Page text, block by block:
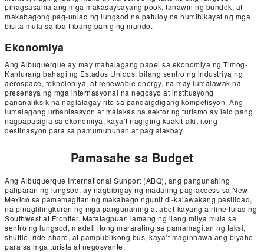
pinagsasama ang mga makasaysayang pook, tanawin ng bundok, at
makabagong pag-unlad ng lungsod na patuloy na humihikayat ng mga
bisita mula sa iba’t ibang panig ng mundo.
Ekonomiya
Ang Albuquerque ay may mahalagang papel sa ekonomiya ng Timog-
Kanlurang bahagi ng Estados Unidos, bilang sentro ng industriya ng
aerospace, teknolohiya, at renewable energy, na may lumalawak na
presensya ng mga internasyonal na negosyo at institusyong
pananaliksik na naglalagay rito sa pandaigdigang kompetisyon. Ang
lumalagong urbanisasyon at malakas na sektor ng turismo ay lalo pang
nagpapasigla sa ekonomiya, kaya’t nagiging kaakit-akit itong
destinasyon para sa pamumuhunan at paglalakbay.
Pamasahe sa Budget
Ang Albuquerque International Sunport (ABQ), ang pangunahing
paliparan ng lungsod, ay nagbibigay ng madaling pag-access sa New
Mexico sa pamamagitan ng makabago ngunit di-kalawakang pasilidad,
na pinaglilingkuran ng mga pangunahing at abot-kayang airline tulad ng
Southwest at Frontier. Matatagpuan lamang ng ilang milya mula sa
sentro ng lungsod, madali itong mararating sa pamamagitan ng taksi,
shuttle, ride-share, at pampublikong bus, kaya’t maginhawa ang biyahe
para sa mga turista at negosyante.